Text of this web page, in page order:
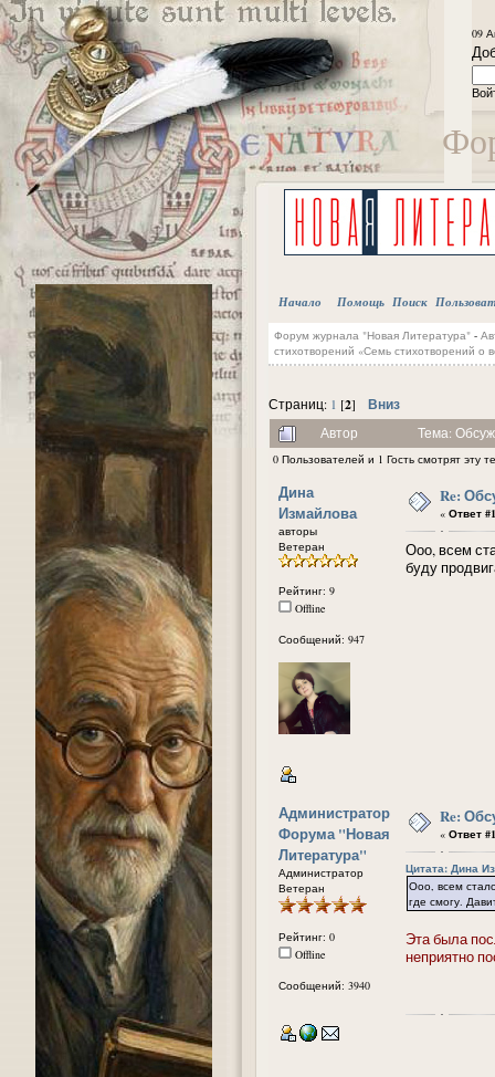
09
Начало Помощь Поиск
Форум журнала "Новая Литература"-
стихотворений «Семь стихотворений о
Страниц: 1 [2] Вниз
Автор Тема:
0 Пользователей и 1 Гость смотрят эту
Дина
Измайлова
авторы
Ветеран
Рейтинг: 9
Offline
Сообщений: 947
Re:
« Ответ
Ооо, всем
буду
Администратор
Форума "Новая
Литература"
Администратор
Ветеран
Рейтинг: 0
Offline
Сообщений: 3940
Re:
« Ответ
Цитата: Дина
Ооо, всем
где смогу.
Эта была
неприятно